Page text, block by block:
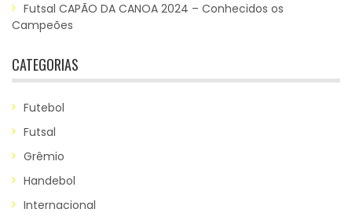
Futsal CAPÃO DA CANOA 2024 – Conhecidos os
Campeões
CATEGORIAS
Futebol
Futsal
Grêmio
Handebol
Internacional